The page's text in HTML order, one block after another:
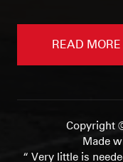
READ MORE
Copyright
Made
“ Very little is